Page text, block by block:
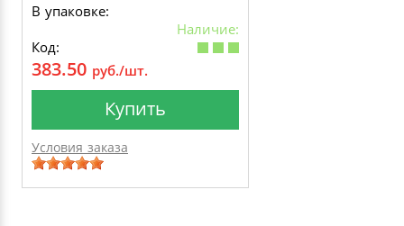
В упаковке:
Наличие:
Код:
383.50 руб./шт.
Купить
Условия заказа